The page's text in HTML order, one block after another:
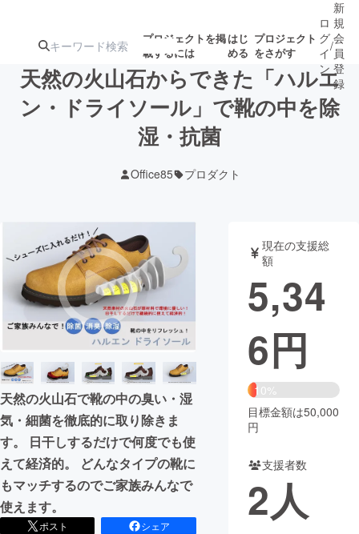
プロジェクトを掲
載するには
はじ
める
プロジェクト
をさがす
注目の新着プロ募集終了が近いプ
テクノロジー・ガジェット
映像・映画 書籍・雑誌
ビジネス・起業 チャレンジ
まちづくり・地域活性化
CAMPFIRE for Social Good CAMPFIRE Creation
CAMPFIREふるさと納税machi-ya コミュニティ
ロ
グ
イ
ン
/
新
規
会
員
登
録
天然の火山石からできた「ハルエ
ン・ドライソール」で靴の中を除
湿・抗菌
Office85 プロダクト
天然の火山石で靴の中の臭い・湿
気・細菌を徹底的に取り除きま
す。 日干しするだけで何度でも使
えて経済的。 どんなタイプの靴に
もマッチするのでご家族みんなで
使えます。
ポスト
シェア
現在の支援総
額
5,34
6円
10%
目標金額は50,000
円
支援者数
2人